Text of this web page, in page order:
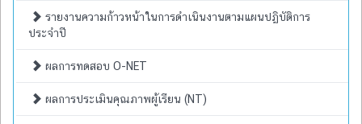
รายงานความก้าวหน้าในการดำเนินงานตามแผนปฏิบัติการ
ประจำปี
ผลการทดสอบ O-NET
ผลการประเมินคุณภาพผู้เรียน (NT)